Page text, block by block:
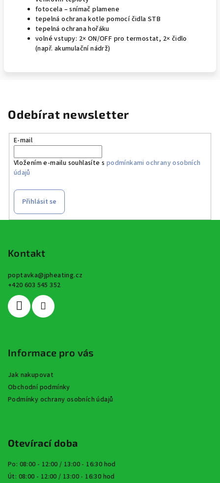
fotocela – snímač plamene
tepelná ochrana kotle pomocí čidla STB
tepelná ochrana hořáku
volné vstupy: 2× ON/OFF pro termostat, 2× čidlo
(např. akumulační nádrž)
Odebírat newsletter
E-mail
Vložením e-mailu souhlasíte s podmínkami ochrany osobních
údajů
Přihlásit se
Kontakt
poptavka@jpheating.cz
+420 603 545 352
Informace pro vás
Jak nakupovat
Obchodní podmínky
Podmínky ochrany osobních údajů
Otevírací doba
Po: 08:00 - 12:00 / 13:00 - 16:30 hod
Út: 08:00 - 12:00 / 13:00 - 16:30 hod